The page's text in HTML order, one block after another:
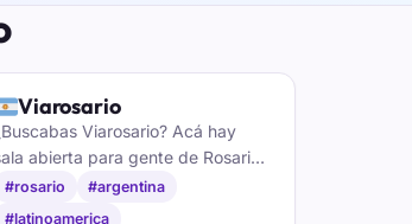
Viarosario
Viarosario? Acá hay
abierta para gente de Rosario
y de Santa Fe. Poné un apodo,
sumate a la charla y listo: gratis y
#rosario
#argentina
#latinoamerica